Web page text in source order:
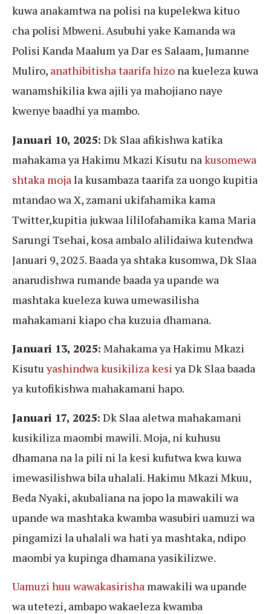
kuwa anakamtwa na polisi na kupelekwa kituo
cha polisi Mbweni. Asubuhi yake Kamanda wa
Polisi Kanda Maalum ya Dar es Salaam, Jumanne
Muliro, anathibitisha taarifa hizo na kueleza kuwa
wanamshikilia kwa ajili ya mahojiano naye
kwenye baadhi ya mambo.
Januari 10, 2025: Dk Slaa afikishwa katika
mahakama ya Hakimu Mkazi Kisutu na kusomewa
shtaka moja la kusambaza taarifa za uongo kupitia
mtandao wa X, zamani ukifahamika kama
Twitter,kupitia jukwaa lililofahamika kama Maria
Sarungi Tsehai, kosa ambalo alilidaiwa kutendwa
Januari 9, 2025. Baada ya shtaka kusomwa, Dk Slaa
anarudishwa rumande baada ya upande wa
mashtaka kueleza kuwa umewasilisha
mahakamani kiapo cha kuzuia dhamana.
Januari 13, 2025: Mahakama ya Hakimu Mkazi
Kisutuyashindwa kusikiliza kesiya Dk Slaa baada
ya kutofikishwa mahakamani hapo.
Januari 17, 2025: Dk Slaa aletwa mahakamani
kusikiliza maombi mawili. Moja, ni kuhusu
dhamana na la pili ni la kesi kufutwa kwa kuwa
imewasilishwa bila uhalali. Hakimu Mkazi Mkuu,
Beda Nyaki, akubaliana na jopo la mawakili wa
upande wa mashtaka kwamba wasubiri uamuzi wa
pingamizi la uhalali wa hati ya mashtaka, ndipo
maombi ya kupinga dhamana yasikilizwe.
Uamuzi huu wawakasirisha mawakili wa upande
wa utetezi, ambapo wakaeleza kwamba